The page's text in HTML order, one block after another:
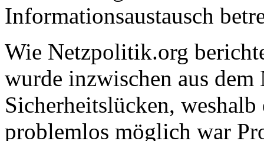
Informationsaustausch
Wie Netzpolitik.org
wurde inzwischen aus
Sicherheitslücken,
problemlos möglich war